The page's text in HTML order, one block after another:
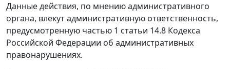
Данные действия, по мнению административного
органа, влекут административную ответственность,
предусмотренную частью 1 статьи 14.8 Кодекса
Российской Федерации об административных
правонарушениях.